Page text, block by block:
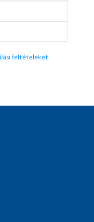
feltételeket